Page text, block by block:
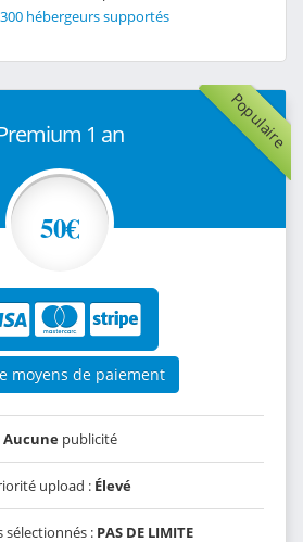
hébergeurs supportés
Populaire
1 an
50€
moyens de paiement
Aucunepublicité
upload : Élevé
sélectionnés : PAS DE LIMITE